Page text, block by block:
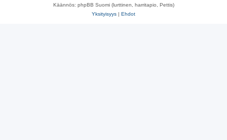
Käännös: phpBB Suomi (lurttinen, harritapio, Pettis)
Yksityisyys | Ehdot